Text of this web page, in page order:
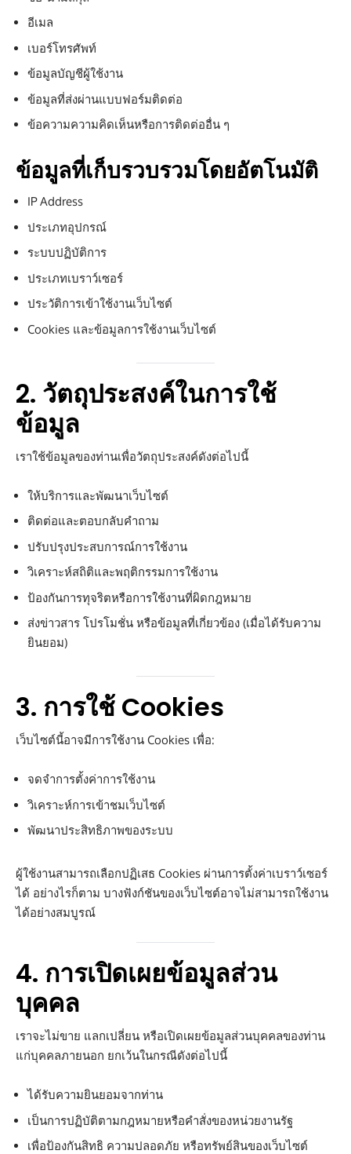
อีเมล
เบอร์โทรศัพท์
ข้อมูลบัญชีผู้ใช้งาน
ข้อมูลที่ส่งผ่านแบบฟอร์มติดต่อ
ข้อความความคิดเห็นหรือการติดต่ออื่น ๆ
ข้อมูลที่เก็บรวบรวมโดยอัตโนมัติ
IP Address
ประเภทอุปกรณ์
ระบบปฏิบัติการ
ประเภทเบราว์เซอร์
ประวัติการเข้าใช้งานเว็บไซต์
Cookies และข้อมูลการใช้งานเว็บไซต์
2. วัตถุประสงค์ในการใช้
ข้อมูล
เราใช้ข้อมูลของท่านเพื่อวัตถุประสงค์ดังต่อไปนี้
ให้บริการและพัฒนาเว็บไซต์
ติดต่อและตอบกลับคำถาม
ปรับปรุงประสบการณ์การใช้งาน
วิเคราะห์สถิติและพฤติกรรมการใช้งาน
ป้องกันการทุจริตหรือการใช้งานที่ผิดกฎหมาย
ส่งข่าวสาร โปรโมชั่น หรือข้อมูลที่เกี่ยวข้อง (เมื่อได้รับความ
ยินยอม)
3. การใช้ Cookies
เว็บไซต์นี้อาจมีการใช้งาน Cookies เพื่อ:
จดจำการตั้งค่าการใช้งาน
วิเคราะห์การเข้าชมเว็บไซต์
พัฒนาประสิทธิภาพของระบบ
ผู้ใช้งานสามารถเลือกปฏิเสธ Cookies ผ่านการตั้งค่าเบราว์เซอร์
ได้ อย่างไรก็ตาม บางฟังก์ชันของเว็บไซต์อาจไม่สามารถใช้งาน
ได้อย่างสมบูรณ์
4. การเปิดเผยข้อมูลส่วน
บุคคล
เราจะไม่ขาย แลกเปลี่ยน หรือเปิดเผยข้อมูลส่วนบุคคลของท่าน
แก่บุคคลภายนอก ยกเว้นในกรณีดังต่อไปนี้
ได้รับความยินยอมจากท่าน
เป็นการปฏิบัติตามกฎหมายหรือคำสั่งของหน่วยงานรัฐ
เพื่อป้องกันสิทธิ ความปลอดภัย หรือทรัพย์สินของเว็บไซต์